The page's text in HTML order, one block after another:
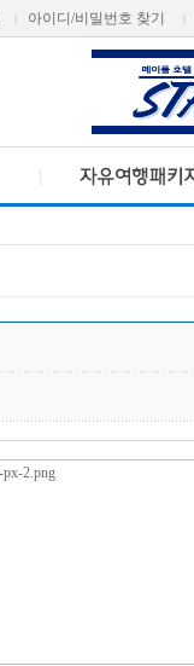
아이디/비밀번호 찾기